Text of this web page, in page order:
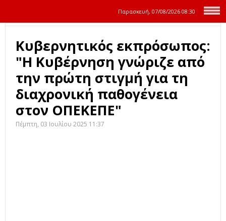
Παρασκευή, 07/08/2026 08:30
Κυβερνητικός εκπρόσωπος:
"Η Κυβέρνηση γνώριζε από
την πρώτη στιγμή για τη
διαχρονική παθογένεια
στον ΟΠΕΚΕΠΕ"
Πέμπτη, 03 Ιουλίου 2025 11:37